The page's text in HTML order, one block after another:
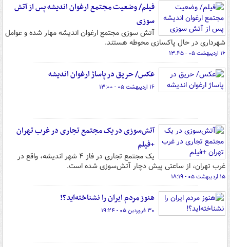
فیلم/ وضعیت مجتمع ارغوان اندیشه پس از آتش
سوزی
آتش سوزی مجتمع ارغوان اندیشه مهار شده و عوامل
شهرداری در حال پاکسازی محوطه هستند.
۱۶ اردیبهشت ۰۵ - ۱۳:۴۵
عکس/ حریق در پاساژ ارغوان اندیشه
۱۶ اردیبهشت ۰۵ - ۱۳:۰۰
آتش‌سوزی در یک مجتمع تجاری در غرب تهران‌
+فیلم
یک مجتمع تجاری در فاز ۴ شهر اندیشه، واقع در
غرب تهران، از ساعتی پیش دچار آتش‌سوزی شده است.
۱۵ اردیبهشت ۰۵ - ۱۸:۱۹
هنوز مردم ایران را نشناخته‌اید؟!
۳۰ فروردین ۰۵ - ۱۹:۲۴